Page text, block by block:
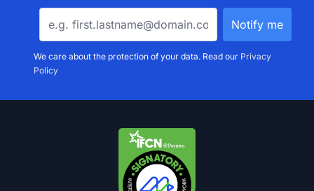
We care about the protection of your data. Read our Privacy
Policy